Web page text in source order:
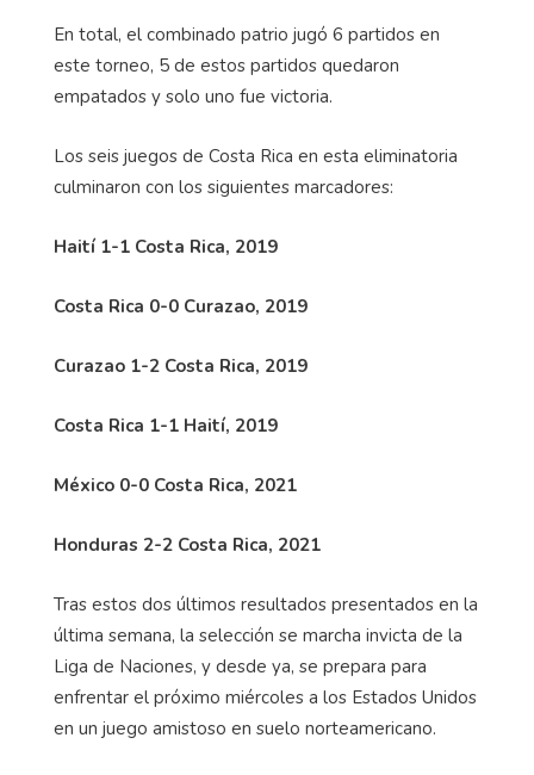
En total, el combinado patrio jugó 6 partidos en
este torneo, 5 de estos partidos quedaron
empatados y solo uno fue victoria.
Los seis juegos de Costa Rica en esta eliminatoria
culminaron con los siguientes marcadores:
Haití 1-1 Costa Rica, 2019
Costa Rica 0-0 Curazao, 2019
Curazao 1-2 Costa Rica, 2019
Costa Rica 1-1 Haití, 2019
México 0-0 Costa Rica, 2021
Honduras 2-2 Costa Rica, 2021
Tras estos dos últimos resultados presentados en la
última semana, la selección se marcha invicta de la
Liga de Naciones, y desde ya, se prepara para
enfrentar el próximo miércoles a los Estados Unidos
en un juego amistoso en suelo norteamericano.